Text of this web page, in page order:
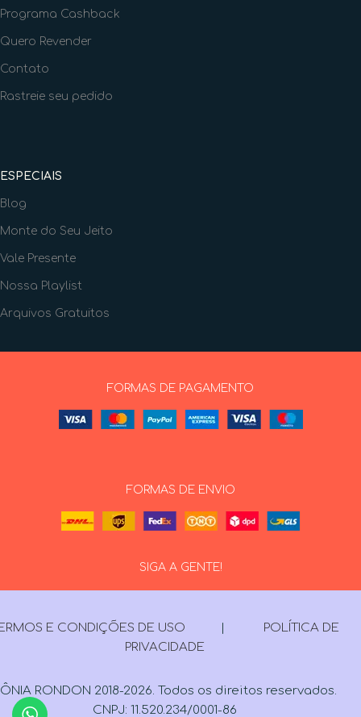
Programa Cashback
Quero Revender
Contato
Rastreie seu pedido
ESPECIAIS
Blog
Monte do Seu Jeito
Vale Presente
Nossa Playlist
Arquivos Gratuitos
FORMAS DE PAGAMENTO
FORMAS DE ENVIO
SIGA A GENTE!
E CONDIÇÕES DE USO
POLÍTICA DE
PRIVACIDADE
RONDON 2018-2026. Todos os direitos reservados.
CNPJ: 11.520.234/0001-86